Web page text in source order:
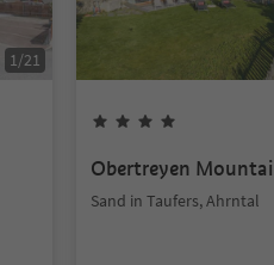
1/21
Obertreyen
Sand in Taufers, Ahrntal